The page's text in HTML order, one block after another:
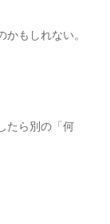
もしれない。
たら別の「何